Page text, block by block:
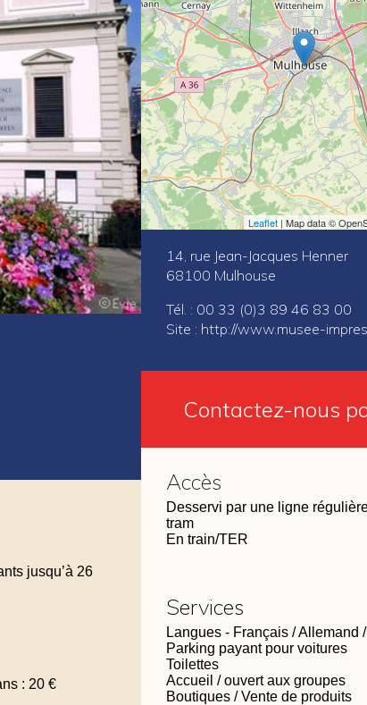
jusqu’à 26
: 20 €
Leaflet | Map data ©
14, rue Jean-Jacques Henner
68100 Mulhouse
Tél. : 00 33 (0)3 89 46 83 00
Site : http://www.musee-
Contactez-nous
Accès
Desservi par une ligne
tram
En train/TER
Services
Langues - Français / Allemand
Parking payant pour voitures
Toilettes
Accueil / ouvert aux groupes
Boutiques / Vente de produits